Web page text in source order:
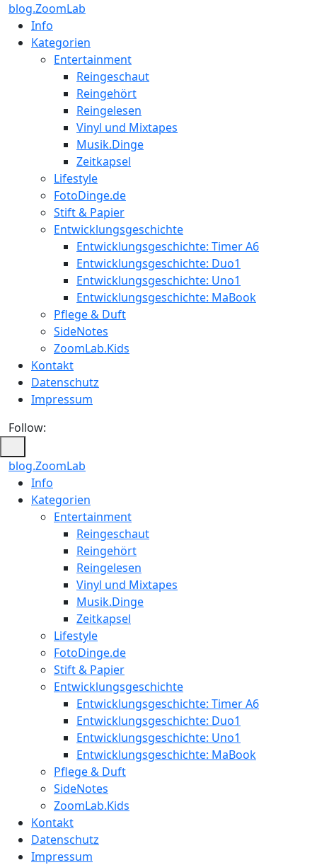
blog.ZoomLab
Info
Kategorien
Entertainment
Reingeschaut
Reingehört
Reingelesen
Vinyl und Mixtapes
Musik.Dinge
Zeitkapsel
Lifestyle
FotoDinge.de
Stift & Papier
Entwicklungsgeschichte
Entwicklungsgeschichte: Timer A6
Entwicklungsgeschichte: Duo1
Entwicklungsgeschichte: Uno1
Entwicklungsgeschichte: MaBook
Pflege & Duft
SideNotes
ZoomLab.Kids
Kontakt
Datenschutz
Impressum
Follow:
blog.ZoomLab
ZoomLab
//
Info
Kategorien
Entertainment
Reingeschaut
Reingehört
Reingelesen
Vinyl und Mixtapes
Musik.Dinge
Zeitkapsel
Lifestyle
FotoDinge.de
Stift & Papier
Entwicklungsgeschichte
Entwicklungsgeschichte: Timer A6
Entwicklungsgeschichte: Duo1
Entwicklungsgeschichte: Uno1
Entwicklungsgeschichte: MaBook
Pflege & Duft
SideNotes
ZoomLab.Kids
Kontakt
Datenschutz
Impressum